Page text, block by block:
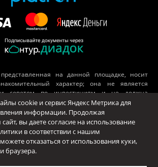
на данной площадке, носит
характер; она не является
советом по инвестициям и не должна
рекомендация к подобного рода действиям.
вышесказанное, не следует полагаться
представленные материалы в ущерб
анализа. ООО «Платформа», его
и сотрудники не несут ответственности за
информации, за прямой или косвенный
вследствие ее использования.
cookie и сервис Яндекс Метрика для
информации. Продолжая
вы даете согласие на использование
в соответствии с нашим
отказаться от использования куки,
браузера.